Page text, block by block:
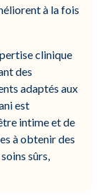
à la fois
clinique
des
adaptés aux
est
intime et de
à obtenir des
sûrs,